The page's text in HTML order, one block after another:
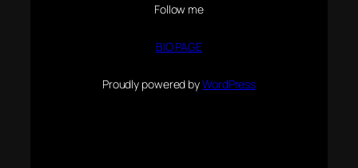
Follow me
BIO PAGE
Proudly powered byWordPress